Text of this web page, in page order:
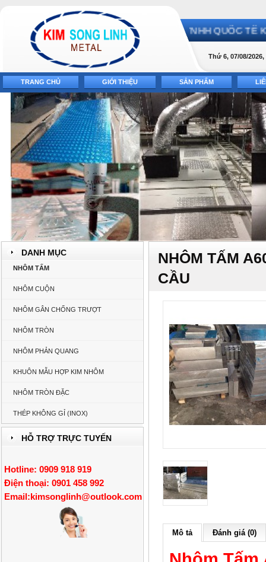
MỪNG ĐẾN VỚI CÔNG TY TNHH QUỐC TẾ KIM
Thứ 6, 07/08/2026,
TRANG CHỦ GIỚI THIỆU SẢN PHẨM
DANH MỤC
NHÔM TẤM
NHÔM CUỘN
NHÔM GÂN CHỐNG TRƯỢT
NHÔM TRÒN
NHÔM PHẢN QUANG
KHUÔN MẪU HỢP KIM NHÔM
NHÔM TRÒN ĐẶC
THÉP KHÔNG GỈ (INOX)
HỖ TRỢ TRỰC TUYẾN
Hotline: 0909 918 919
Điện thoại: 0901 458 992
Email:kimsonglinh@outlook.com
NHÔM TẤM
CẦU
Mô tả Đánh giá (0)